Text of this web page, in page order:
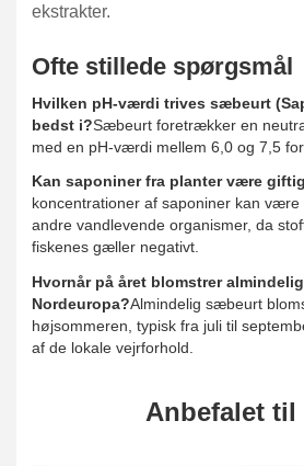
ekstrakter.
Ofte stillede spørgsmål
Hvilken pH-værdi trives sæbeurt
bedst i?Sæbeurt foretrækker en
med en pH-værdi mellem 6,0 og 7,5
Kan saponiner fra planter være
koncentrationer af saponiner kan være
andre vandlevende organismer, da
fiskenes gæller negativt.
Hvornår på året blomstrer
Nordeuropa?Almindelig sæbeurt
højsommeren, typisk fra juli til
af de lokale vejrforhold.
Anbefalet til